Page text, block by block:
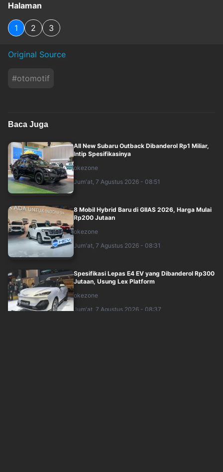
Halaman
1 2 3
Original Source
#otomotif
Baca Juga
All New Subaru Outback Dibanderol Rp1 Miliar,
Intip Spesifikasinya
okezone
Jum'at, 7 Agustus 2026 - 08:51
8 Mobil Hybrid Baru di GIIAS 2026, Harga Mulai
Rp200 Jutaan
okezone
Jum'at, 7 Agustus 2026 - 08:31
Spesifikasi Lepas E4 EV yang Dibanderol Rp300
Jutaan, Usung Lex Platform
okezone
Jum'at, 7 Agustus 2026 - 08:37